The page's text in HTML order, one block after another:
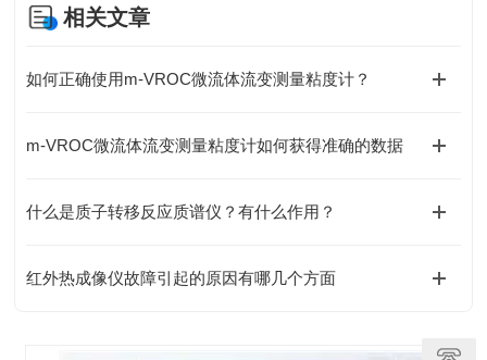
相关文章
如何正确使用m-VROC微流体流变测量粘度计？
m-VROC微流体流变测量粘度计如何获得准确的数据
什么是质子转移反应质谱仪？有什么作用？
红外热成像仪故障引起的原因有哪几个方面